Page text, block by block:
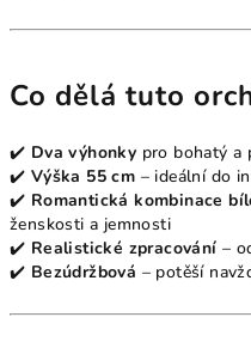
Co dělá tuto
✔️ Dva výhonky pro bohatý a
✔️ Výška 55 cm – ideální do
✔️ Romantická kombinace
ženskosti a jemnosti
✔️ Realistické zpracování –
✔️ Bezúdržbová – potěší